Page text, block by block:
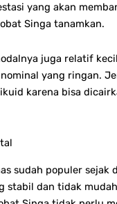
yang akan
Singa tanamkan.
juga relatif
yang ringan.
karena bisa
sudah populer sejak
stabil dan tidak